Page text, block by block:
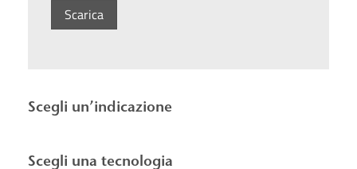
Scarica
Scegli un’indicazione
Scegli una tecnologia